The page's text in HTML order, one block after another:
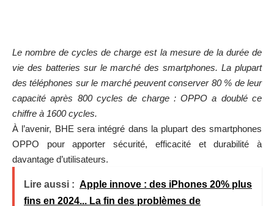
Le nombre de cycles de charge est la mesure de la durée de
vie des batteries sur le marché des smartphones. La plupart
des téléphones sur le marché peuvent conserver 80 % de leur
capacité après 800 cycles de charge : OPPO a doublé ce
chiffre à 1600 cycles.
À l’avenir, BHE sera intégré dans la plupart des smartphones
OPPO pour apporter sécurité, efficacité et durabilité à
davantage d’utilisateurs.
Lire aussi : Apple innove : des iPhones 20% plus
fins en 2024... La fin des problèmes de